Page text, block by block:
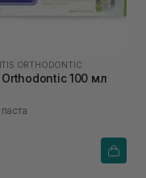
ORTHODONTIC
Orthodontic 100 мл